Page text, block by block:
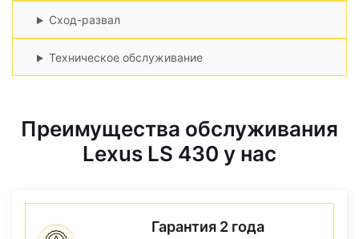
Сход-развал
Техническое обслуживание
Преимущества обслуживания
Lexus LS 430 у нас
Гарантия 2 года